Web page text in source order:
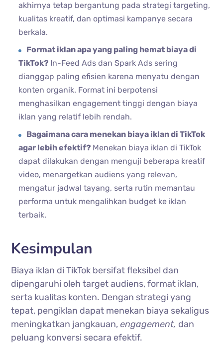
akhirnya tetap bergantung pada strategi targeting,
kualitas kreatif, dan optimasi kampanye secara
berkala.
Format iklan apa yang paling hemat biaya di
TikTok? In-Feed Ads dan Spark Ads sering
dianggap paling efisien karena menyatu dengan
konten organik. Format ini berpotensi
menghasilkan engagement tinggi dengan biaya
iklan yang relatif lebih rendah.
Bagaimana cara menekan biaya iklan di TikTok
agar lebih efektif? Menekan biaya iklan di TikTok
dapat dilakukan dengan menguji beberapa kreatif
video, menargetkan audiens yang relevan,
mengatur jadwal tayang, serta rutin memantau
performa untuk mengalihkan budget ke iklan
terbaik.
Kesimpulan
Biaya iklan di TikTok bersifat fleksibel dan
dipengaruhi oleh target audiens, format iklan,
serta kualitas konten. Dengan strategi yang
tepat, pengiklan dapat menekan biaya sekaligus
meningkatkan jangkauan, engagement, dan
peluang konversi secara efektif.